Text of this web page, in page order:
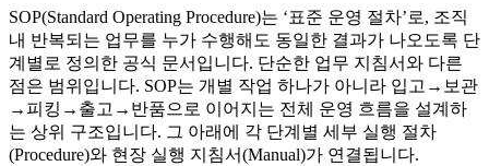
SOP(Standard Operating Procedure)는 ‘표준 운영 절차’로, 조직
내 반복되는 업무를 누가 수행해도 동일한 결과가 나오도록 단
계별로 정의한 공식 문서입니다. 단순한 업무 지침서와 다른
점은 범위입니다. SOP는 개별 작업 하나가 아니라 입고→보관
→피킹→출고→반품으로 이어지는 전체 운영 흐름을 설계하
는 상위 구조입니다. 그 아래에 각 단계별 세부 실행 절차
(Procedure)와 현장 실행 지침서(Manual)가 연결됩니다.